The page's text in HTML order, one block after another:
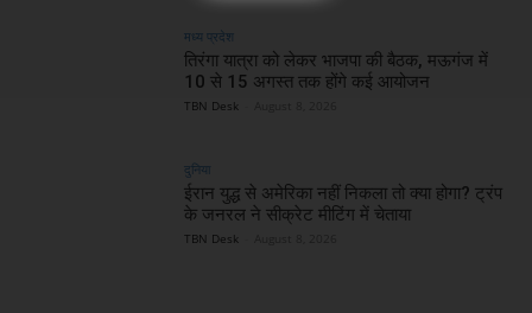
मध्य प्रदेश
तिरंगा यात्रा को लेकर भाजपा की बैठक, मऊगंज में
10 से 15 अगस्त तक होंगे कई आयोजन
TBN Desk
दुनिया
ईरान युद्ध से अमेरिका नहीं निकला तो क्या होगा? ट्रंप
के जनरल ने सीक्रेट मीटिंग में चेताया
TBN Desk